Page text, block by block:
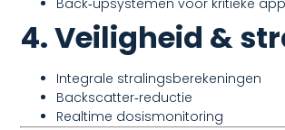
4. Veiligheid &
Integrale stralingsberekeningen
Backscatter‑reductie
Realtime dosismonitoring